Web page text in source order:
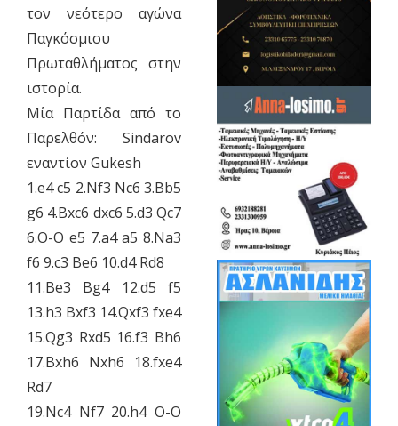
τον νεότερο αγώνα
Παγκόσμιου
Πρωταθλήματος στην
ιστορία.
​Μία Παρτίδα από το
Παρελθόν: Sindarov
εναντίον Gukesh
1.e4 c5 2.Nf3 Nc6 3.Bb5
g6 4.Bxc6 dxc6 5.d3 Qc7
6.O-O e5 7.a4 a5 8.Na3
f6 9.c3 Be6 10.d4 Rd8
11.Be3 Bg4 12.d5 f5
13.h3 Bxf3 14.Qxf3 fxe4
15.Qg3 Rxd5 16.f3 Bh6
17.Bxh6 Nxh6 18.fxe4
Rd7
19.Nc4 Nf7 20.h4 O-O